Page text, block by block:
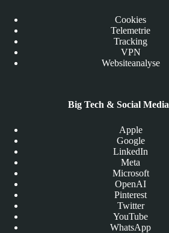
Cookies
Telemetrie
Tracking
VPN
Websiteanalyse
Big Tech & Social Media
Apple
Google
LinkedIn
Meta
Microsoft
OpenAI
Pinterest
Twitter
YouTube
WhatsApp